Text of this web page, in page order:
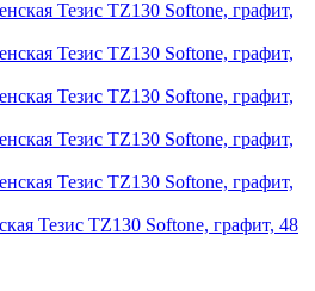
Тезис TZ130 Softone, графит, 48